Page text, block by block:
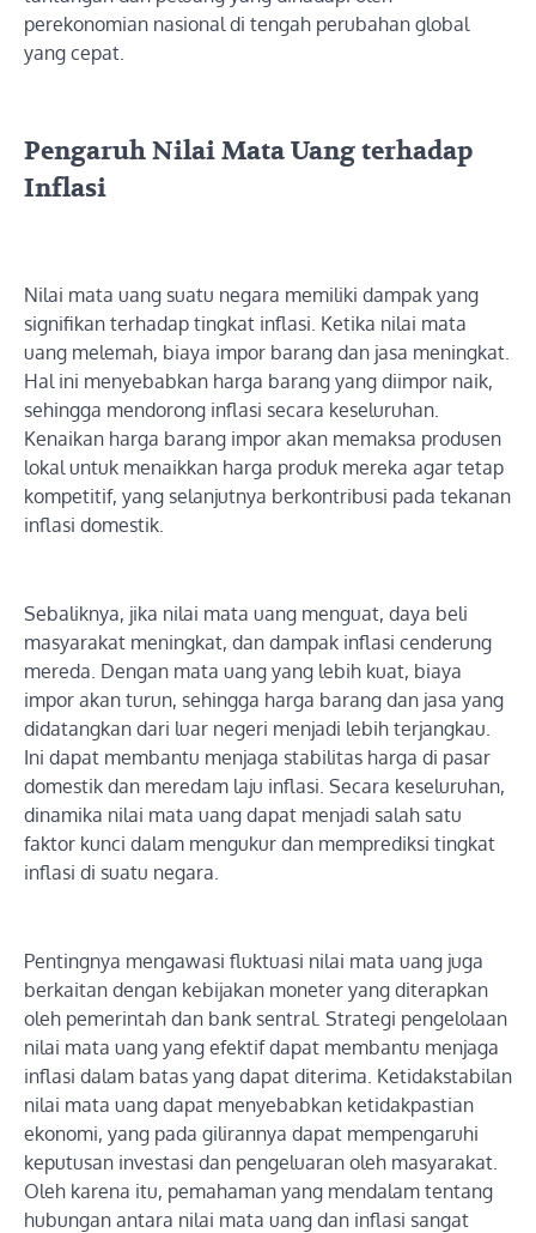
perekonomian nasional di tengah perubahan global
yang cepat.
Pengaruh Nilai Mata Uang terhadap
Inflasi
Nilai mata uang suatu negara memiliki dampak yang
signifikan terhadap tingkat inflasi. Ketika nilai mata
uang melemah, biaya impor barang dan jasa meningkat.
Hal ini menyebabkan harga barang yang diimpor naik,
sehingga mendorong inflasi secara keseluruhan.
Kenaikan harga barang impor akan memaksa produsen
lokal untuk menaikkan harga produk mereka agar tetap
kompetitif, yang selanjutnya berkontribusi pada tekanan
inflasi domestik.
Sebaliknya, jika nilai mata uang menguat, daya beli
masyarakat meningkat, dan dampak inflasi cenderung
mereda. Dengan mata uang yang lebih kuat, biaya
impor akan turun, sehingga harga barang dan jasa yang
didatangkan dari luar negeri menjadi lebih terjangkau.
Ini dapat membantu menjaga stabilitas harga di pasar
domestik dan meredam laju inflasi. Secara keseluruhan,
dinamika nilai mata uang dapat menjadi salah satu
faktor kunci dalam mengukur dan memprediksi tingkat
inflasi di suatu negara.
Pentingnya mengawasi fluktuasi nilai mata uang juga
berkaitan dengan kebijakan moneter yang diterapkan
oleh pemerintah dan bank sentral. Strategi pengelolaan
nilai mata uang yang efektif dapat membantu menjaga
inflasi dalam batas yang dapat diterima. Ketidakstabilan
nilai mata uang dapat menyebabkan ketidakpastian
ekonomi, yang pada gilirannya dapat mempengaruhi
keputusan investasi dan pengeluaran oleh masyarakat.
Oleh karena itu, pemahaman yang mendalam tentang
hubungan antara nilai mata uang dan inflasi sangat